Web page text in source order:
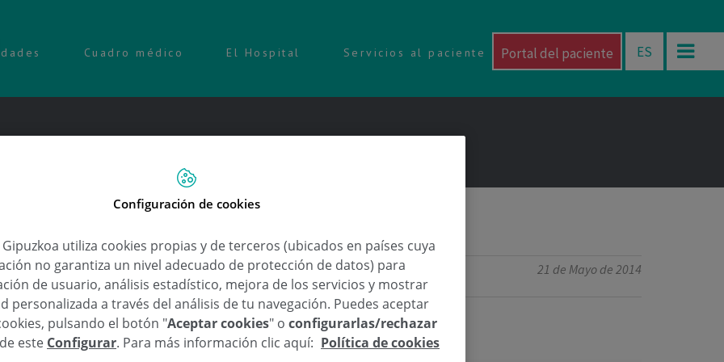
Cuadro médico El Hospital Servicios al paciente Portal del paciente ES
deporte rural vasco
21 de Mayo de 2014
vasco,Larretxe,Olasagasti,patrocinio,San Isidro,Zubizarreta
en Arrate
Configuración de cookies
utiliza cookies propias y de terceros (ubicados en países cuya
no garantiza un nivel adecuado de protección de datos) para
de usuario, análisis estadístico, mejora de los servicios y mostrar
personalizada a través del análisis de tu navegación. Puedes aceptar
pulsando el botón "Aceptar cookies" o configurarlas/rechazar
este Configurar. Para más información clic aquí: Política de cookies